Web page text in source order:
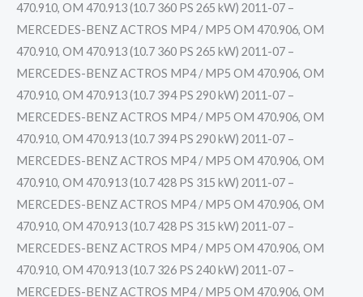
470.910, OM 470.913 (10.7 360 PS 265 kW) 2011-07 –
MERCEDES-BENZ ACTROS MP4 / MP5 OM 470.906, OM
470.910, OM 470.913 (10.7 360 PS 265 kW) 2011-07 –
MERCEDES-BENZ ACTROS MP4 / MP5 OM 470.906, OM
470.910, OM 470.913 (10.7 394 PS 290 kW) 2011-07 –
MERCEDES-BENZ ACTROS MP4 / MP5 OM 470.906, OM
470.910, OM 470.913 (10.7 394 PS 290 kW) 2011-07 –
MERCEDES-BENZ ACTROS MP4 / MP5 OM 470.906, OM
470.910, OM 470.913 (10.7 428 PS 315 kW) 2011-07 –
MERCEDES-BENZ ACTROS MP4 / MP5 OM 470.906, OM
470.910, OM 470.913 (10.7 428 PS 315 kW) 2011-07 –
MERCEDES-BENZ ACTROS MP4 / MP5 OM 470.906, OM
470.910, OM 470.913 (10.7 326 PS 240 kW) 2011-07 –
MERCEDES-BENZ ACTROS MP4 / MP5 OM 470.906, OM